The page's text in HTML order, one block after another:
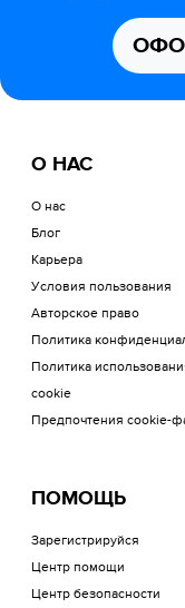
О НАС
О нас
Блог
Карьера
Условия пользования
Авторское право
Политика
Политика
cookie
Предпочтения cookie-
ПОМОЩЬ
Зарегистрируйся
Центр помощи
Центр безопасности